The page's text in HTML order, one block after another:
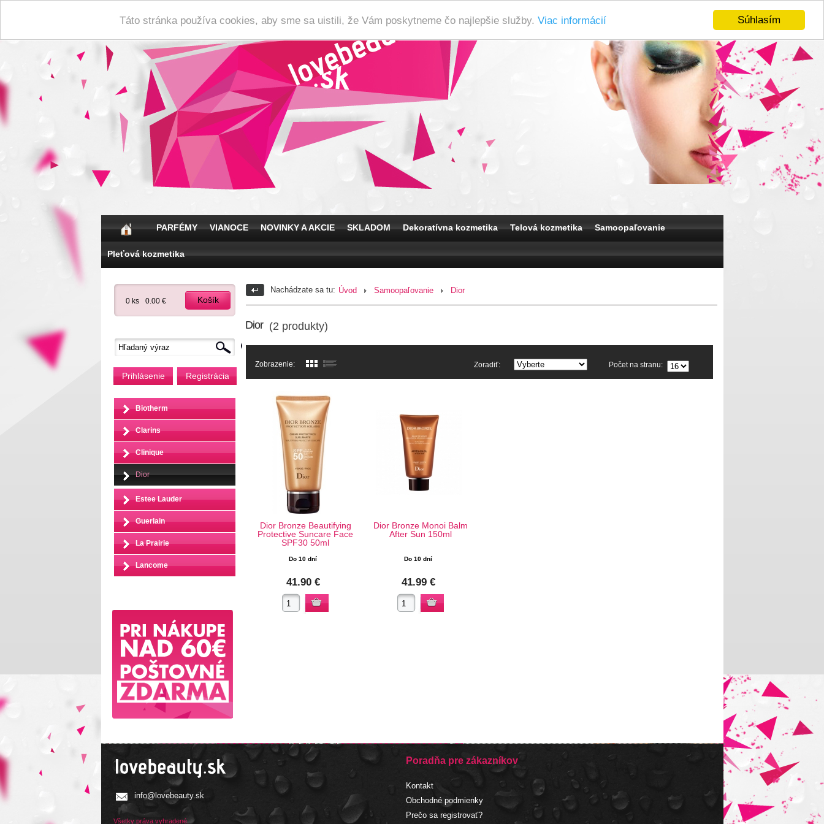
Súhlasím
Táto stránka používa cookies, aby sme sa uistili, že Vám poskytneme čo najlepšie služby. Viac informácií
PARFÉMY VIANOCE NOVINKY A AKCIE SKLADOM Dekoratívna kozmetika Telová kozmetika Samoopaľovanie
Pleťová kozmetika
0 ks 0.00 € Košík
Prihlásenie Registrácia
Biotherm
Clarins
Clinique
Dior
Estee Lauder
Guerlain
La Prairie
Lancome
Nachádzate sa tu: Úvod Samoopaľovanie Dior
Dior(2 produkty)
Zobrazenie: Zoradiť: Počet na stranu:
Dior Bronze Beautifying
Protective Suncare Face
SPF30 50ml
Do 10 dní
41.90 €
Dior Bronze Monoi Balm
After Sun 150ml
Do 10 dní
41.99 €
info@lovebeauty.sk
Všetky práva vyhradené.
Poradňa pre zákazníkov
Kontakt
Obchodné podmienky
Prečo sa registrovať?